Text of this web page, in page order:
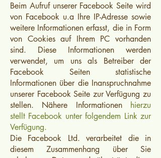
Beim Aufruf unserer Facebook Seite wird
von Facebook u.a Ihre IP-Adresse sowie
weitere Informationen erfasst, die in Form
von Cookies auf Ihrem PC vorhanden
sind. Diese Informationen werden
verwendet, um uns als Betreiber der
Facebook Seiten statistische
Informationen über die Inanspruchnahme
unserer Facebook Seite zur Verfügung zu
stellen. Nähere Informationen hierzu
stellt Facebook unter folgendem Link zur
Verfügung.
Die Facebook Ltd. verarbeitet die in
diesem Zusammenhang über Sie